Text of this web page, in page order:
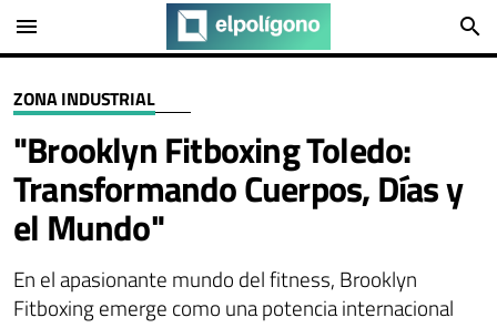
menu search
ZONA INDUSTRIAL
"Brooklyn Fitboxing Toledo:
Transformando Cuerpos, Días y
el Mundo"
En el apasionante mundo del fitness, Brooklyn
Fitboxing emerge como una potencia internacional